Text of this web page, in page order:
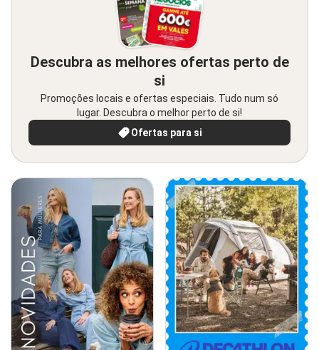
Descubra as melhores ofertas perto de
si
Promoções locais e ofertas especiais. Tudo num só
lugar. Descubra o melhor perto de si!
Ofertas para si